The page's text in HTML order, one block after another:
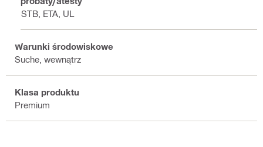
CSTB, ETA, UL
Warunki środowiskowe
Suche, wewnątrz
Klasa produktu
Premium